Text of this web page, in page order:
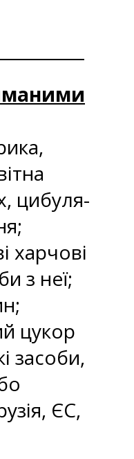
цибуля-
харчові
з неї;
цукор
засоби,
ЄС,